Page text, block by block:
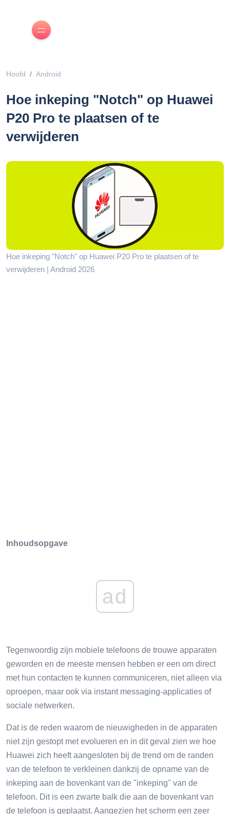
Hoofd Android
Hoe inkeping "Notch" op Huawei
P20 Pro te plaatsen of te
verwijderen
Hoe inkeping "Notch" op Huawei P20 Pro te plaatsen of te
verwijderen | Android 2026
Inhoudsopgave
ad
Tegenwoordig zijn mobiele telefoons de trouwe apparaten
geworden en de meeste mensen hebben er een om direct
met hun contacten te kunnen communiceren, niet alleen via
oproepen, maar ook via instant messaging-applicaties of
sociale netwerken.
Dat is de reden waarom de nieuwigheden in de apparaten
niet zijn gestopt met evolueren en in dit geval zien we hoe
Huawei zich heeft aangesloten bij de trend om de randen
van de telefoon te verkleinen dankzij de opname van de
inkeping aan de bovenkant van de "inkeping" van de
telefoon. Dit is een zwarte balk die aan de bovenkant van
de telefoon is geplaatst. Aangezien het scherm een ​​zeer